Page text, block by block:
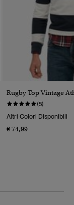
Rugby Top Vintage
(5)
Altri Colori Disponibili
€ 74,99